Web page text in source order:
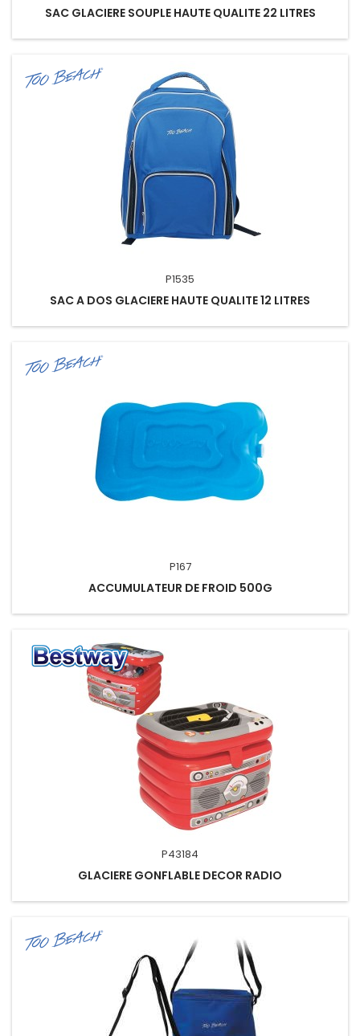
SAC GLACIERE SOUPLE HAUTE QUALITE 22 LITRES
P1535
SAC A DOS GLACIERE HAUTE QUALITE 12 LITRES
P167
ACCUMULATEUR DE FROID 500G
P43184
GLACIERE GONFLABLE DECOR RADIO